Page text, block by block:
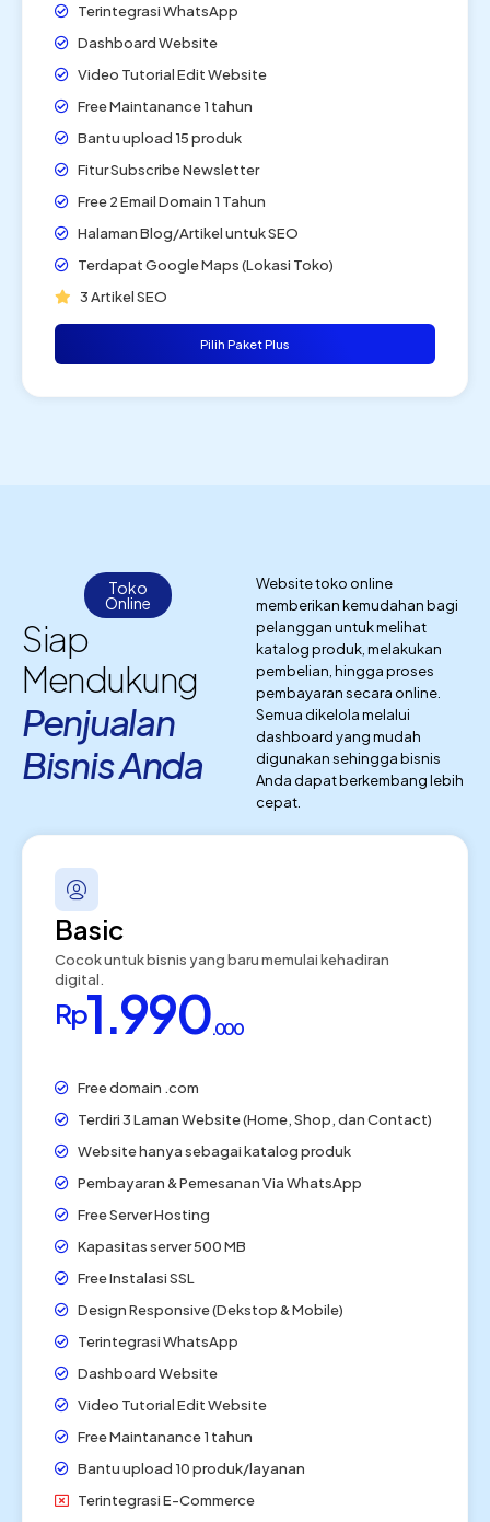
Terintegrasi WhatsApp
Dashboard Website
Video Tutorial Edit Website
Free Maintanance 1 tahun
Bantu upload 15 produk
Fitur Subscribe Newsletter
Free 2 Email Domain 1 Tahun
Halaman Blog/Artikel untuk SEO
Terdapat Google Maps (Lokasi Toko)
3 Artikel SEO
Pilih Paket Plus
Toko
Online
Siap
Mendukung
Penjualan
Bisnis Anda
Website toko online
memberikan kemudahan bagi
pelanggan untuk melihat
katalog produk, melakukan
pembelian, hingga proses
pembayaran secara online.
Semua dikelola melalui
dashboard yang mudah
digunakan sehingga bisnis
Anda dapat berkembang lebih
cepat.
Basic
Cocok untuk bisnis yang baru memulai kehadiran
digital.
Rp1.990.000
Free domain .com
Terdiri 3 Laman Website (Home, Shop, dan Contact)
Website hanya sebagai katalog produk
Pembayaran & Pemesanan Via WhatsApp
Free Server Hosting
Kapasitas server 500 MB
Free Instalasi SSL
Design Responsive (Dekstop & Mobile)
Terintegrasi WhatsApp
Dashboard Website
Video Tutorial Edit Website
Free Maintanance 1 tahun
Bantu upload 10 produk/layanan
Terintegrasi E-Commerce